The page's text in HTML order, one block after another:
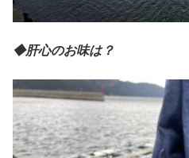
◆肝心のお味は？